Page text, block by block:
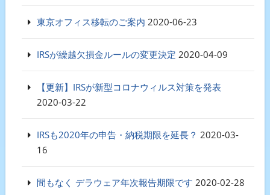
東京オフィス移転のご案内 2020-06-23
IRSが繰越欠損金ルールの変更決定 2020-04-09
【更新】IRSが新型コロナウィルス対策を発表
2020-03-22
IRSも2020年の申告・納税期限を延長？ 2020-03-
16
間もなく デラウェア年次報告期限です 2020-02-28